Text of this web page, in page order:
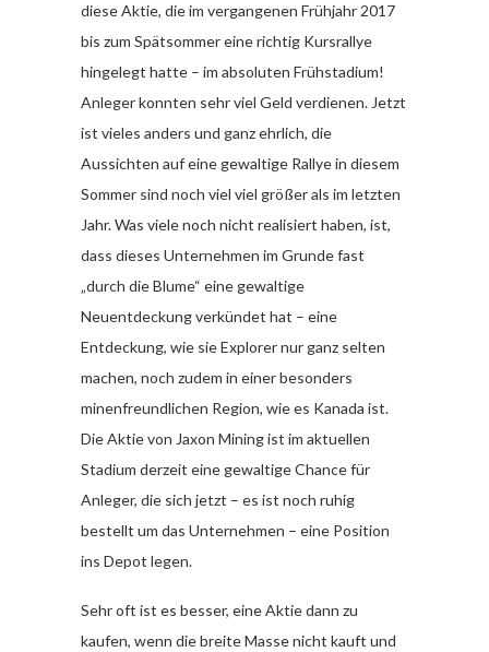
diese Aktie, die im vergangenen Frühjahr 2017
bis zum Spätsommer eine richtig Kursrallye
hingelegt hatte – im absoluten Frühstadium!
Anleger konnten sehr viel Geld verdienen. Jetzt
ist vieles anders und ganz ehrlich, die
Aussichten auf eine gewaltige Rallye in diesem
Sommer sind noch viel viel größer als im letzten
Jahr. Was viele noch nicht realisiert haben, ist,
dass dieses Unternehmen im Grunde fast
„durch die Blume“ eine gewaltige
Neuentdeckung verkündet hat – eine
Entdeckung, wie sie Explorer nur ganz selten
machen, noch zudem in einer besonders
minenfreundlichen Region, wie es Kanada ist.
Die Aktie von Jaxon Mining ist im aktuellen
Stadium derzeit eine gewaltige Chance für
Anleger, die sich jetzt – es ist noch ruhig
bestellt um das Unternehmen – eine Position
ins Depot legen.
Sehr oft ist es besser, eine Aktie dann zu
kaufen, wenn die breite Masse nicht kauft und